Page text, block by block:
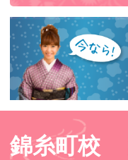
錦糸町校